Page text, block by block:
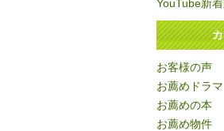
YouTube新
お客様の声
お薦めドラマ
お薦めの本
お薦め物件